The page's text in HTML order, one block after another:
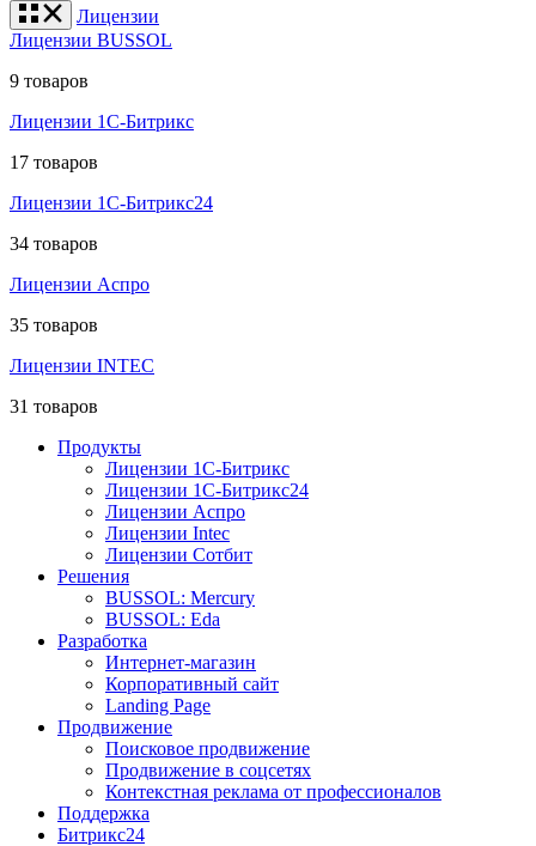
Лицензии
Лицензии BUSSOL
9 товаров
Лицензии 1С-Битрикс
17 товаров
Лицензии 1С-Битрикс24
34 товаров
Лицензии Аспро
35 товаров
Лицензии INTEC
31 товаров
Продукты
Лицензии 1С-Битрикс
Лицензии 1С-Битрикс24
Лицензии Аспро
Лицензии Intec
Лицензии Сотбит
Решения
BUSSOL: Mercury
BUSSOL: Eda
Разработка
Интернет-магазин
Корпоративный сайт
Landing Page
Продвижение
Поисковое продвижение
Продвижение в соцсетях
Контекстная реклама от профессионалов
Поддержка
Битрикс24